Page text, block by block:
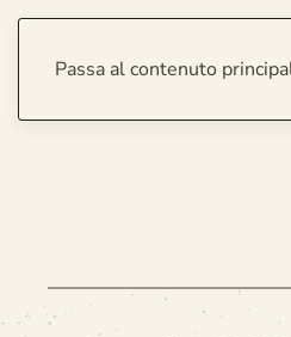
Passa al contenuto